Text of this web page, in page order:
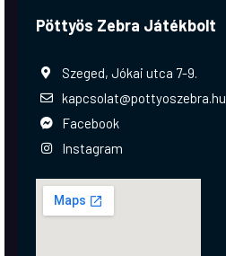
Pöttyös Zebra Játékbolt
Szeged, Jókai utca 7-9.
kapcsolat@pottyoszebra.hu
Facebook
Instagram